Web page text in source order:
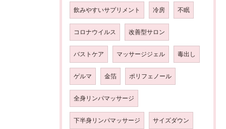
飲みやすいサプリメント 冷房 不眠
コロナウイルス 改善型サロン
バストケア マッサージジェル 毒出し
ゲルマ 金箔 ポリフェノール
全身リンパマッサージ
下半身リンパマッサージ サイズダウン